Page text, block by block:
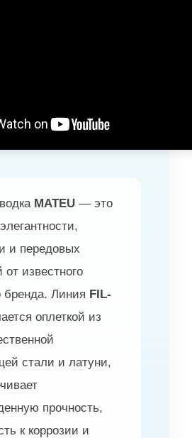
MATEU — это
и передовых
от известного
бренда. Линия FIL-
оплеткой из
стали и латуни,
прочность,
к коррозии и